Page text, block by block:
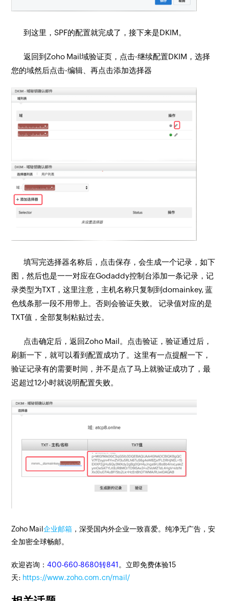
到这里，SPF的配置就完成了，接下来是DKIM。
返回到Zoho Mail域验证页，点击-继续配置DKIM，选择
您的域然后点击-编辑、再点击添加选择器
填写完选择器名称后，点击保存，会生成一个记录，如下
图，然后也是一一对应在Godaddy控制台添加一条记录，记
录类型为TXT，这里注意，主机名称只复制到domainkey, 蓝
色线条那一段不用带上。否则会验证失败。 记录值对应的是
TXT值，全部复制粘贴过去。
点击确定后，返回Zoho Mail。点击验证，验证通过后，
刷新一下，就可以看到配置成功了。这里有一点提醒一下，
验证记录有的需要时间，并不是点了马上就验证成功了，最
迟超过12小时就说明配置失败。
Zoho Mail企业邮箱 ，深受国内外企业一致喜爱。纯净无广告，安
全加密全球畅邮。
欢迎咨询：400-660-8680转841 。立即免费体验15
天: https://www.zoho.com.cn/mail/